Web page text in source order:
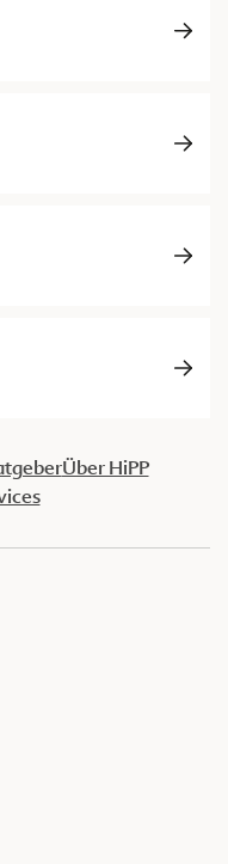
Über HiPP